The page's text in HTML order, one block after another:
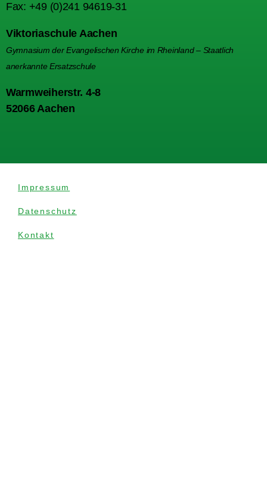
Fax: +49 (0)241 94619-31
Viktoriaschule Aachen
Gymnasium der Evangelischen Kirche im Rheinland – Staatlich
anerkannte Ersatzschule
Warmweiherstr. 4-8
52066 Aachen
Impressum
Datenschutz
Kontakt